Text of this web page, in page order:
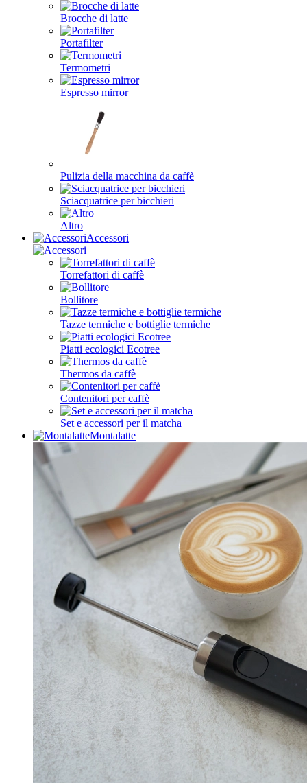
Brocche di latte
Portafilter
Termometri
Espresso mirror
Pulizia della macchina da caffè
Sciacquatrice per bicchieri
Altro
Accessori
Torrefattori di caffè
Bollitore
Tazze termiche e bottiglie termiche
Piatti ecologici Ecotree
Thermos da caffè
Contenitori per caffè
Set e accessori per il matcha
Montalatte